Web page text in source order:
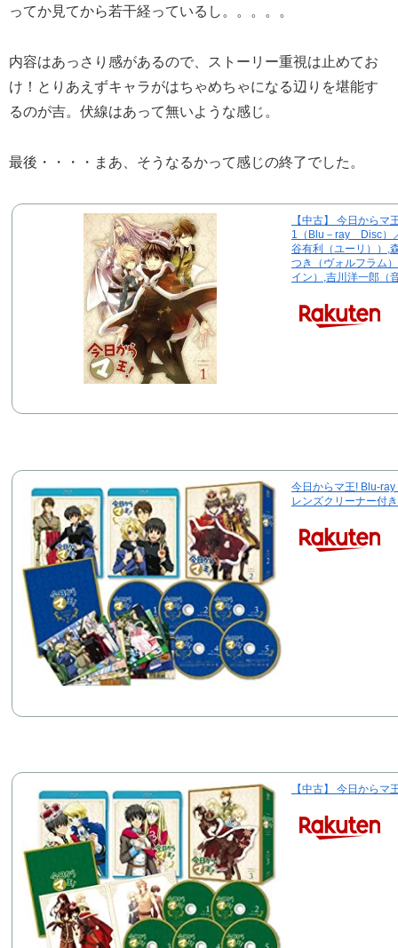
ってか見てから若干経っているし。。。。。
内容はあっさり感があるので、ストーリー重視は止めてお
け！とりあえずキャラがはちゃめちゃになる辺りを堪能す
るのが吉。伏線はあって無いような感じ。
最後・・・・まあ、そうなるかって感じの終了でした。
【中古】 今日から
1（Blu－ray Disc）
谷有利（ユーリ））,
つき（ヴォルフラム
イン）,吉川洋一郎（
今日からマ王! Blu-
レンズクリーナー付き
【中古】 今日からマ